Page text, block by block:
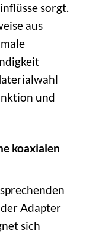
sorgt.
aus
und
koaxialen
Adapter
sich